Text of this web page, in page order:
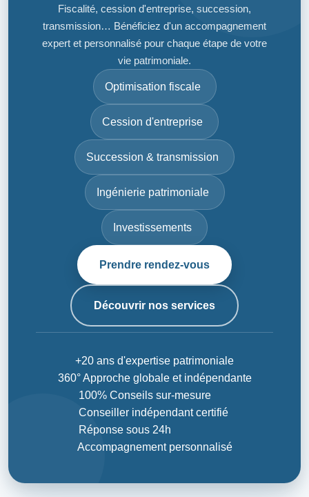
Fiscalité, cession d'entreprise, succession,
transmission… Bénéficiez d'un accompagnement
expert et personnalisé pour chaque étape de votre
vie patrimoniale.
Optimisation fiscale
Cession d'entreprise
Succession & transmission
Ingénierie patrimoniale
Investissements
Prendre rendez-vous
Découvrir nos services
+20 ans d'expertise patrimoniale
360° Approche globale et indépendante
100% Conseils sur-mesure
Conseiller indépendant certifié
Réponse sous 24h
Accompagnement personnalisé